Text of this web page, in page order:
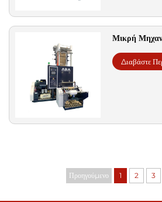
Μικρή
Διαβάστε
Προηγούμενο 1 2 3